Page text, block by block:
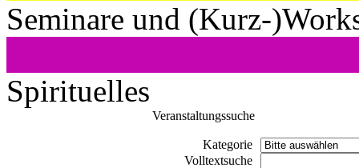
Seminare und (Kurz-
Spirituelles
Veranstaltungssuche
Kategorie
Volltextsuche